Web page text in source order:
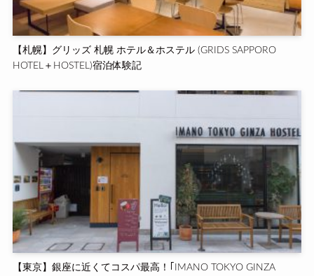
【札幌】グリッズ 札幌 ホテル＆ホステル (GRIDS SAPPORO
HOTEL＋HOSTEL)宿泊体験記
【東京】銀座に近くてコスパ最高！｢IMANO TOKYO GINZA